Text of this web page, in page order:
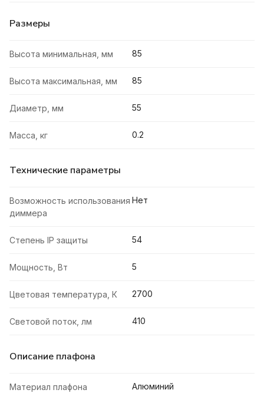
Размеры
Высота минимальная, мм 85
Высота максимальная, мм 85
Диаметр, мм 55
Масса, кг 0.2
Технические параметры
Возможность использования
диммера
Нет
Степень IP защиты 54
Мощность, Вт 5
Цветовая температура, К 2700
Световой поток, лм 410
Описание плафона
Материал плафона Алюминий